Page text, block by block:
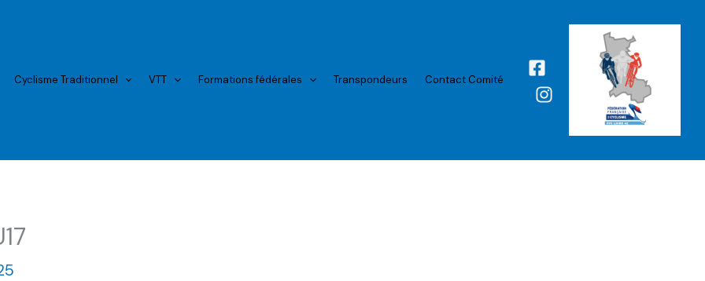
Cyclisme Traditionnel VTT Formations fédérales Transpondeurs Contact Comité